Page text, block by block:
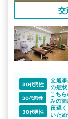
交
30代男性
交通
の症
20代男性
こち
みの箇
ので
30代男性
夜遅
いため